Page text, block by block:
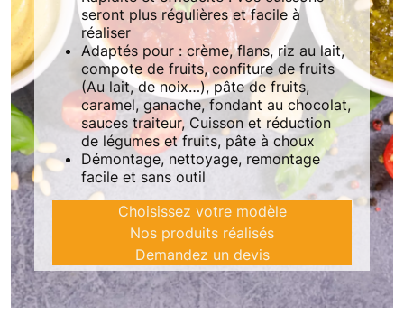
seront plus régulières et facile à
réaliser
Adaptés pour : crème, flans, riz au lait,
compote de fruits, confiture de fruits
(Au lait, de noix…), pâte de fruits,
caramel, ganache, fondant au chocolat,
sauces traiteur, Cuisson et réduction
de légumes et fruits, pâte à choux
Démontage, nettoyage, remontage
facile et sans outil
Choisissez votre modèle
Nos produits réalisés
Demandez un devis